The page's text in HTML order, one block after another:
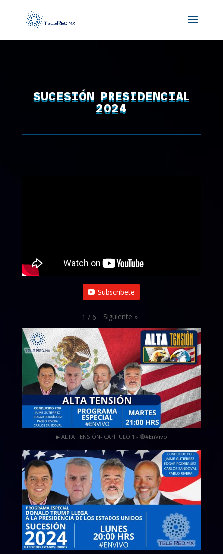
SUCESIÓN PRESIDENCIAL
2024
Subscribete
1 / 6 Siguiente »
▶ ALTA TENSIÓN- CAPÍTULO 1 - 🔴#EnVivo